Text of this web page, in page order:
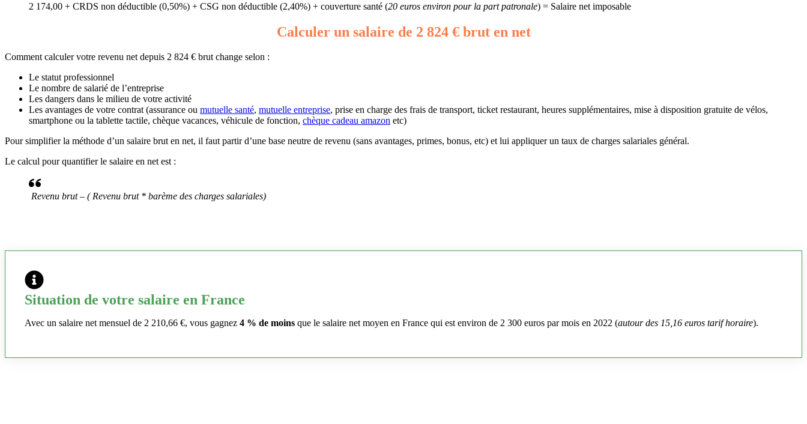
2 174,00 + CRDS non déductible (0,50%) + CSG non déductible (2,40%) + couverture santé (20 euros environ pour la part patronale) = Salaire net imposable
Calculer un salaire de 2 824 € brut en net
Comment calculer votre revenu net depuis 2 824 € brut change selon :
Le statut professionnel
Le nombre de salarié de l’entreprise
Les dangers dans le milieu de votre activité
Les avantages de votre contrat (assurance ou mutuelle santé, mutuelle entreprise, prise en charge des frais de transport, ticket restaurant, heures supplémentaires, mise à disposition gratuite de vélos,
smartphone ou la tablette tactile, chèque vacances, véhicule de fonction, chèque cadeau amazon etc)
Pour simplifier la méthode d’un salaire brut en net, il faut partir d’une base neutre de revenu (sans avantages, primes, bonus, etc) et lui appliquer un taux de charges salariales général.
Le calcul pour quantifier le salaire en net est :
Revenu brut – ( Revenu brut * barème des charges salariales)
Situation de votre salaire en France
Avec un salaire net mensuel de 2 210,66 €, vous gagnez 4 % de moins que le salaire net moyen en France qui est environ de 2 300 euros par mois en 2022 (autour des 15,16 euros tarif horaire).